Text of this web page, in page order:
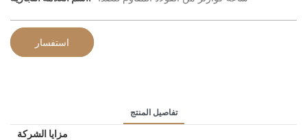
استفسار
تفاصيل المنتج
مزايا الشركة